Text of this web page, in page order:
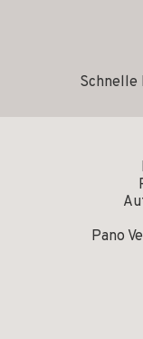
Schnelle
Pano